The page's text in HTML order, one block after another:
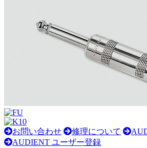
お問い合わせ 修理について
AUDIENT ユーザー登録